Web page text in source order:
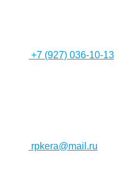
+7 (927) 036-10-13
rpkera@mail.ru